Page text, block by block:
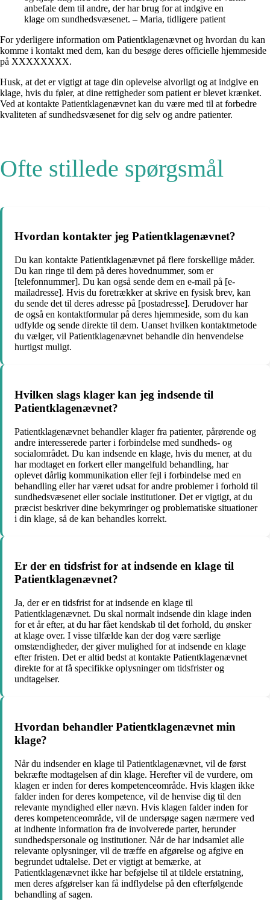
anbefale dem til andre, der har brug for at indgive en
klage om sundhedsvæsenet. – Maria, tidligere patient
For yderligere information om Patientklagenævnet og hvordan du kan
komme i kontakt med dem, kan du besøge deres officielle hjemmeside
på XXXXXXXX.
Husk, at det er vigtigt at tage din oplevelse alvorligt og at indgive en
klage, hvis du føler, at dine rettigheder som patient er blevet krænket.
Ved at kontakte Patientklagenævnet kan du være med til at forbedre
kvaliteten af sundhedsvæsenet for dig selv og andre patienter.
Ofte stillede spørgsmål
Hvordan kontakter jeg Patientklagenævnet?
Du kan kontakte Patientklagenævnet på flere forskellige måder.
Du kan ringe til dem på deres hovednummer, som er
[telefonnummer]. Du kan også sende dem en e-mail på [e-
mailadresse]. Hvis du foretrækker at skrive en fysisk brev, kan
du sende det til deres adresse på [postadresse]. Derudover har
de også en kontaktformular på deres hjemmeside, som du kan
udfylde og sende direkte til dem. Uanset hvilken kontaktmetode
du vælger, vil Patientklagenævnet behandle din henvendelse
hurtigst muligt.
Hvilken slags klager kan jeg indsende til
Patientklagenævnet?
Patientklagenævnet behandler klager fra patienter, pårørende og
andre interesserede parter i forbindelse med sundheds- og
socialområdet. Du kan indsende en klage, hvis du mener, at du
har modtaget en forkert eller mangelfuld behandling, har
oplevet dårlig kommunikation eller fejl i forbindelse med en
behandling eller har været udsat for andre problemer i forhold til
sundhedsvæsenet eller sociale institutioner. Det er vigtigt, at du
præcist beskriver dine bekymringer og problematiske situationer
i din klage, så de kan behandles korrekt.
Er der en tidsfrist for at indsende en klage til
Patientklagenævnet?
Ja, der er en tidsfrist for at indsende en klage til
Patientklagenævnet. Du skal normalt indsende din klage inden
for et år efter, at du har fået kendskab til det forhold, du ønsker
at klage over. I visse tilfælde kan der dog være særlige
omstændigheder, der giver mulighed for at indsende en klage
efter fristen. Det er altid bedst at kontakte Patientklagenævnet
direkte for at få specifikke oplysninger om tidsfrister og
undtagelser.
Hvordan behandler Patientklagenævnet min
klage?
Når du indsender en klage til Patientklagenævnet, vil de først
bekræfte modtagelsen af din klage. Herefter vil de vurdere, om
klagen er inden for deres kompetenceområde. Hvis klagen ikke
falder inden for deres kompetence, vil de henvise dig til den
relevante myndighed eller nævn. Hvis klagen falder inden for
deres kompetenceområde, vil de undersøge sagen nærmere ved
at indhente information fra de involverede parter, herunder
sundhedspersonale og institutioner. Når de har indsamlet alle
relevante oplysninger, vil de træffe en afgørelse og afgive en
begrundet udtalelse. Det er vigtigt at bemærke, at
Patientklagenævnet ikke har beføjelse til at tildele erstatning,
men deres afgørelser kan få indflydelse på den efterfølgende
behandling af sagen.